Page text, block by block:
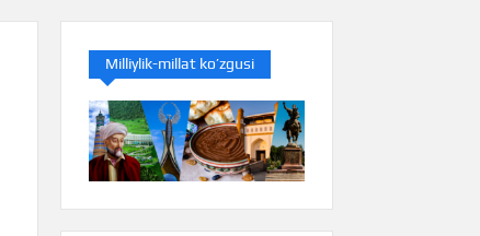
Milliylik-millat ko’zgusi